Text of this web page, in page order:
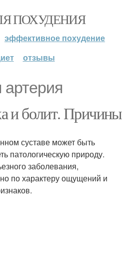
ПОХУДЕНИЯ
эффективное похудение
отзывы
и болит. Причины
суставе может быть
патологическую природу.
заболевания,
по характеру ощущений и